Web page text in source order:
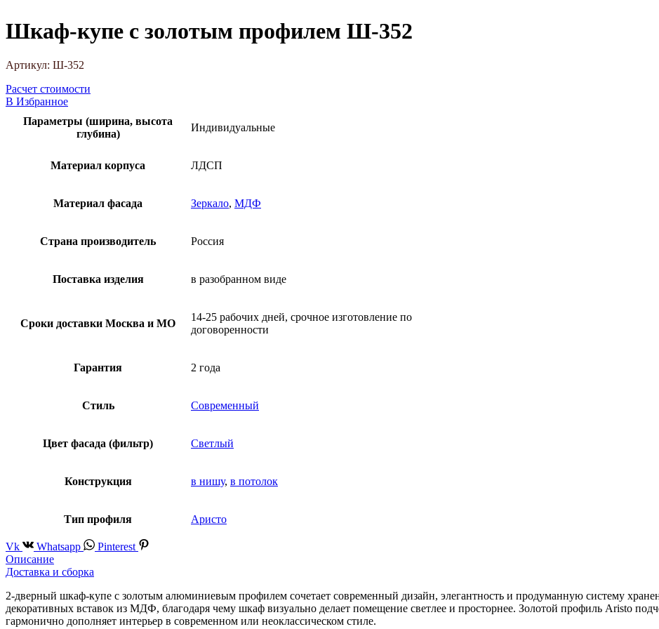
Шкаф-купе с золотым профилем Ш-352
Артикул: Ш-352
Расчет стоимости
В Избранное
Параметры (ширина, высота
глубина)
Индивидуальные
Материал корпуса ЛДСП
Материал фасада Зеркало, МДФ
Страна производитель Россия
Поставка изделия в разобранном виде
Сроки доставки Москва и МО
14-25 рабочих дней, срочное изготовление по
договоренности
Гарантия 2 года
Стиль Современный
Цвет фасада (фильтр) Светлый
Конструкция в нишу, в потолок
Тип профиля Аристо
Vk Whatsapp
Pinterest
Описание
Доставка и сборка
2-дверный шкаф-купе с золотым алюминиевым профилем сочетает современный дизайн, элегантность и продуманную систему
декоративных вставок из МДФ, благодаря чему шкаф визуально делает помещение светлее и просторнее. Золотой профиль Aristo
гармонично дополняет интерьер в современном или неоклассическом стиле.